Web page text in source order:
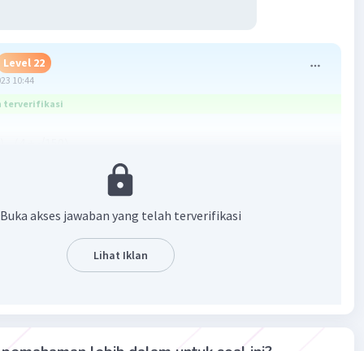
Level 22
10:44
terverifikasi
H
Buka akses jawaban yang telah terverifikasi
Lihat Iklan